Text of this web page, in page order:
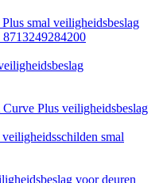
smal veiligheidsbeslag
Plus veiligheidsbeslag
smal
voor deuren